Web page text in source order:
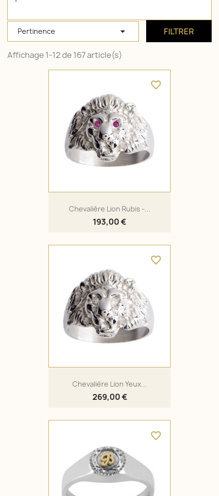
Pertinence  FILTRER
Affichage 1-12 de 167 article(s)
Chevalière Lion Rubis -...
193,00 €
favorite_border
Chevalière Lion Yeux...
269,00 €
favorite_border
favorite_border